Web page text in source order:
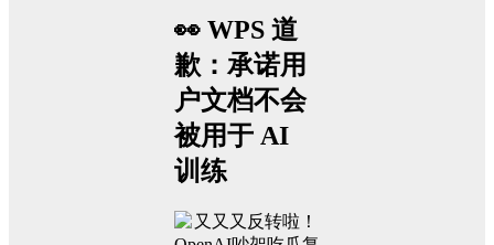
👀 WPS 道
歉：承诺用
户文档不会
被用于 AI
训练